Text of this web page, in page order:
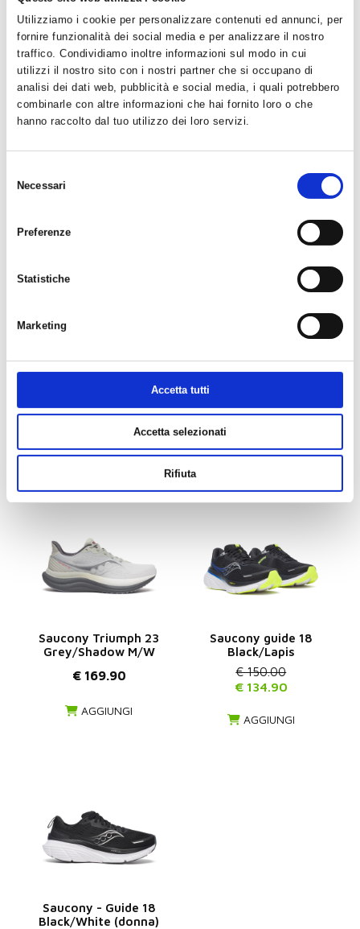
Utilizziamo i cookie per personalizzare contenuti ed annunci, per
fornire funzionalità dei social media e per analizzare il nostro
traffico. Condividiamo inoltre informazioni sul modo in cui
utilizzi il nostro sito con i nostri partner che si occupano di
analisi dei dati web, pubblicità e social media, i quali potrebbero
combinarle con altre informazioni che hai fornito loro o che
hanno raccolto dal tuo utilizzo dei loro servizi.
delNecessari
Preferenze
Statistiche
Marketing
Accetta tutti
Accetta selezionati
Rifiuta
Altra FWD VIA 2 M
€ 180.00
Altra FWD VIA 2 White
Lime
€ 162.00
361- Futura 2 green/lotus
€ 129.90
AGGIUNGI
MIZUNO WAVE INSPIRE 21
€ 139.90
Saucony Triumph 23
Grey/Shadow M/W
€ 169.90
AGGIUNGI
Saucony guide 18
Black/Lapis
€ 150.00
€ 134.90
AGGIUNGI
Saucony - Guide 18
Black/White (donna)